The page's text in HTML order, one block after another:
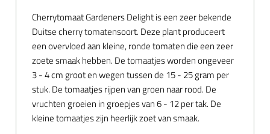
Cherrytomaat Gardeners Delight is een zeer bekende
Duitse cherry tomatensoort. Deze plant produceert
een overvloed aan kleine, ronde tomaten die een zeer
zoete smaak hebben. De tomaatjes worden ongeveer
3 - 4 cm groot en wegen tussen de 15 - 25 gram per
stuk. De tomaatjes rijpen van groen naar rood. De
vruchten groeien in groepjes van 6 - 12 per tak. De
kleine tomaatjes zijn heerlijk zoet van smaak.